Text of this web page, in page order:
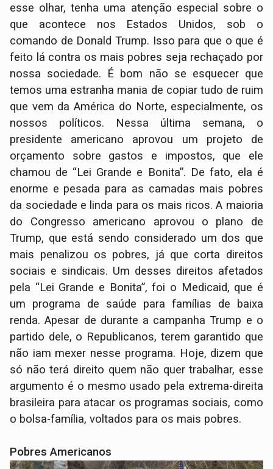
esse olhar, tenha uma atenção especial sobre o
que acontece nos Estados Unidos, sob o
comando de Donald Trump. Isso para que o que é
feito lá contra os mais pobres seja rechaçado por
nossa sociedade. É bom não se esquecer que
temos uma estranha mania de copiar tudo de ruim
que vem da América do Norte, especialmente, os
nossos políticos. Nessa última semana, o
presidente americano aprovou um projeto de
orçamento sobre gastos e impostos, que ele
chamou de “Lei Grande e Bonita”. De fato, ela é
enorme e pesada para as camadas mais pobres
da sociedade e linda para os mais ricos. A maioria
do Congresso americano aprovou o plano de
Trump, que está sendo considerado um dos que
mais penalizou os pobres, já que corta direitos
sociais e sindicais. Um desses direitos afetados
pela “Lei Grande e Bonita”, foi o Medicaid, que é
um programa de saúde para famílias de baixa
renda. Apesar de durante a campanha Trump e o
partido dele, o Republicanos, terem garantido que
não iam mexer nesse programa. Hoje, dizem que
só não terá direito quem não quer trabalhar, esse
argumento é o mesmo usado pela extrema-direita
brasileira para atacar os programas sociais, como
o bolsa-família, voltados para os mais pobres.
Pobres Americanos